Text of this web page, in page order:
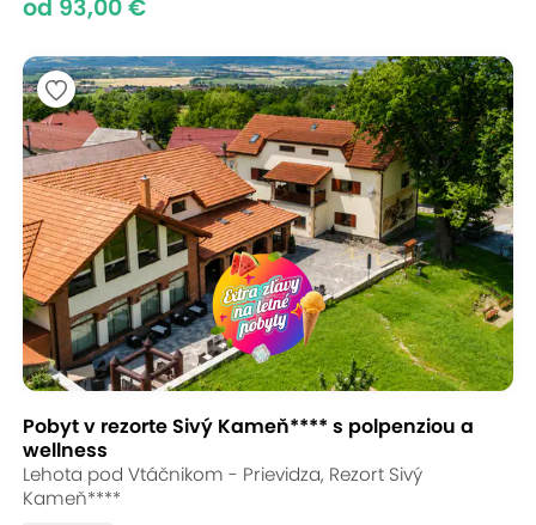
od 93,00 €
Pobyt v rezorte Sivý Kameň**** s polpenziou a
wellness
Lehota pod Vtáčnikom - Prievidza, Rezort Sivý
Kameň****